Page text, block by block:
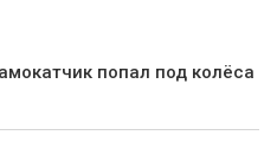
попал под колёса